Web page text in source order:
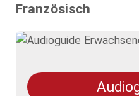
Französisch